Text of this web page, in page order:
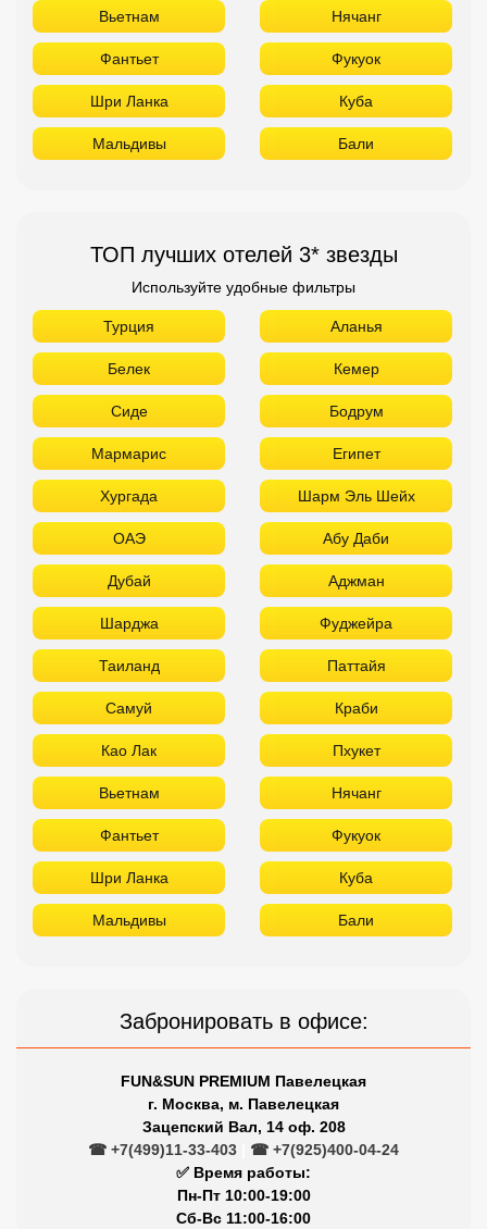
Као Лак Пхукет
Вьетнам Нячанг
Фантьет Фукуок
Шри Ланка Куба
ТОП лучших отелей 3* звезды
Используйте удобные фильтры
Турция Аланья
Белек Кемер
Сиде Бодрум
Мармарис Египет
Хургада Шарм Эль Шейх
ОАЭ Абу Даби
Дубай Аджман
Шарджа Фуджейра
Таиланд Паттайя
Самуй Краби
Као Лак Пхукет
Вьетнам Нячанг
Фантьет Фукуок
Шри Ланка Куба
FUN&SUN PREMIUM Павелецкая
г. Москва, м. Павелецкая
Зацепский Вал, 14 оф. 208
☎ +7(499)11-33-403|☎ +7(925)400-04-24
✅ Время работы: